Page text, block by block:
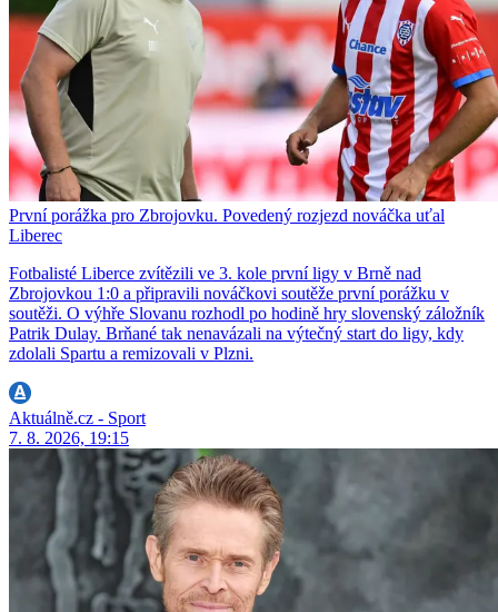
První porážka pro Zbrojovku. Povedený rozjezd nováčka uťal
Liberec
Fotbalisté Liberce zvítězili ve 3. kole první ligy v Brně nad
Zbrojovkou 1:0 a připravili nováčkovi soutěže první porážku v
soutěži. O výhře Slovanu rozhodl po hodině hry slovenský záložník
Patrik Dulay. Brňané tak nenavázali na výtečný start do ligy, kdy
zdolali Spartu a remizovali v Plzni.
Aktuálně.cz - Sport
7. 8. 2026, 19:15